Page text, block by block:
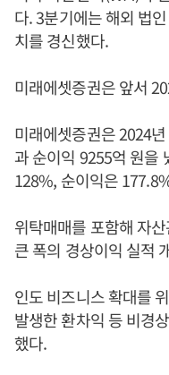
다. 3분기에는 해외 법
치를 경신했다.
미래에셋증권은 앞서
미래에셋증권은 2024
과 순이익 9255억 원을
128%, 순이익은
위탁매매를 포함해 자
큰 폭의 경상이익 실적
인도 비즈니스 확대를
발생한 환차익 등 비경
했다.